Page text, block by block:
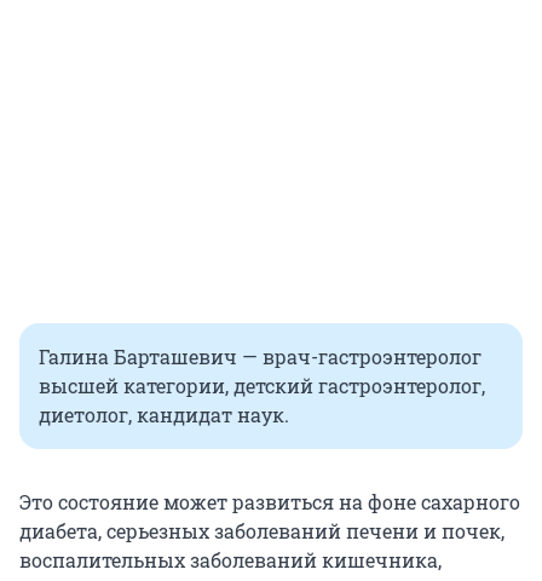
Галина Барташевич — врач-гастроэнтеролог
высшей категории, детский гастроэнтеролог,
диетолог, кандидат наук.
Это состояние может развиться на фоне сахарного
диабета, серьезных заболеваний печени и почек,
воспалительных заболеваний кишечника,